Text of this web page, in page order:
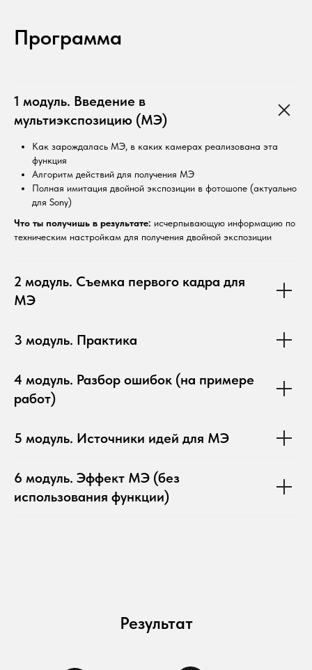
Программа
1 модуль. Введение в
мультиэкспозицию (МЭ)
Как зарождалась МЭ, в каких камерах реализована эта
функция
Алгоритм действий для получения МЭ
Полная имитация двойной экспозиции в фотошопе (актуально
для Sony)
Что ты получишь в результате: исчерпывающую информацию по
техническим настройкам для получения двойной экспозиции
2 модуль. Съемка первого кадра для
МЭ
3 модуль. Практика
4 модуль. Разбор ошибок (на примере
работ)
5 модуль. Источники идей для МЭ
6 модуль. Эффект МЭ (без
использования функции)
Результат